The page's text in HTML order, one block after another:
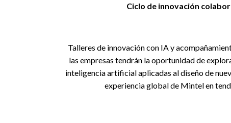
Ciclo de innovación
Talleres de innovación con IA y
las empresas tendrán la oportunidad de
inteligencia artificial aplicadas al diseño de
experiencia global de Mintel en